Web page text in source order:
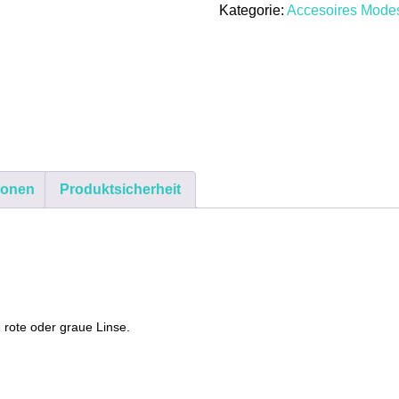
Federn
Menge
Kategorie: Accesoires
Produktsicherheit
oder graue Linse.